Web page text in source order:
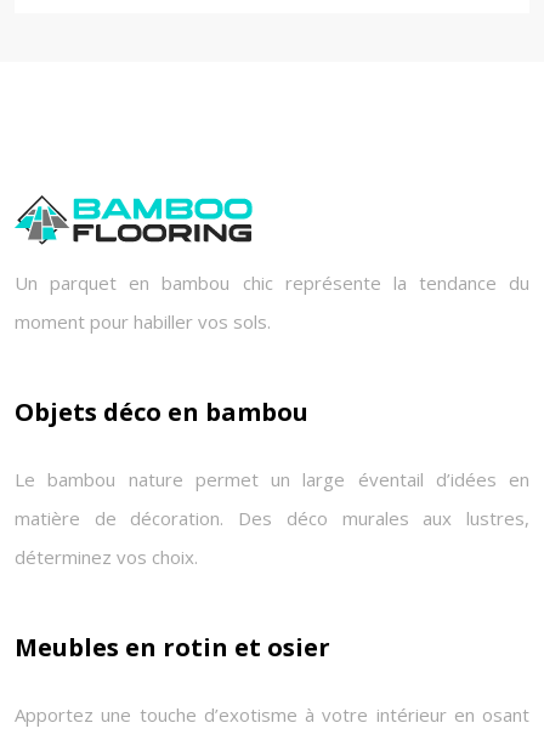
Un parquet en bambou chic représente la tendance du
moment pour habiller vos sols.
Objets déco en bambou
Le bambou nature permet un large éventail d’idées en
matière de décoration. Des déco murales aux lustres,
déterminez vos choix.
Meubles en rotin et osier
Apportez une touche d’exotisme à votre intérieur en osant